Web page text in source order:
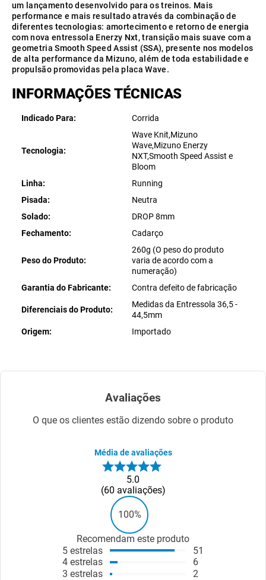
um lançamento desenvolvido para os treinos. Mais
performance e mais resultado através da combinação de
diferentes tecnologias: amortecimento e retorno de energia
com nova entressola Enerzy Nxt, transição mais suave com a
geometria Smooth Speed Assist (SSA), presente nos modelos
de alta performance da Mizuno, além de toda estabilidade e
propulsão promovidas pela placa Wave.
INFORMAÇÕES TÉCNICAS
Indicado Para Corrida
Tecnologia
Wave Knit,Mizuno
Wave,Mizuno Enerzy
NXT,Smooth Speed Assist e
Bloom
Linha
Running
Pisada
Neutra
Solado
DROP 8mm
Fechamento
Cadarço
Peso do Produto
260g (O peso do produto
varia de acordo com a
numeração)
Garantia do Fabricante
Contra defeito de fabricação
Diferenciais do Produto
Medidas da Entressola 36,5 -
44,5mm
Origem
Importado
Avaliações
O que os clientes estão dizendo sobre o produto
Média de avaliações
5.0
60 avaliações
100%
Recomendam este produto
5 estrelas
4 estrelas
3 estrelas
51
6
2